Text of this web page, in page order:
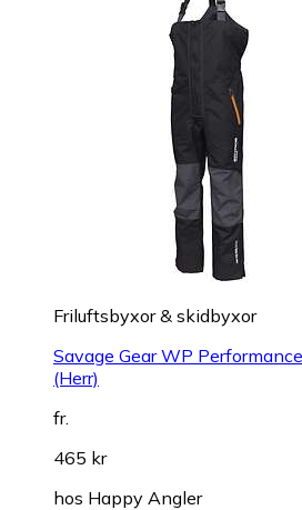
Friluftsbyxor & skidbyxor
Savage Gear WP
(Herr)
fr.
465 kr
hos Happy Angler